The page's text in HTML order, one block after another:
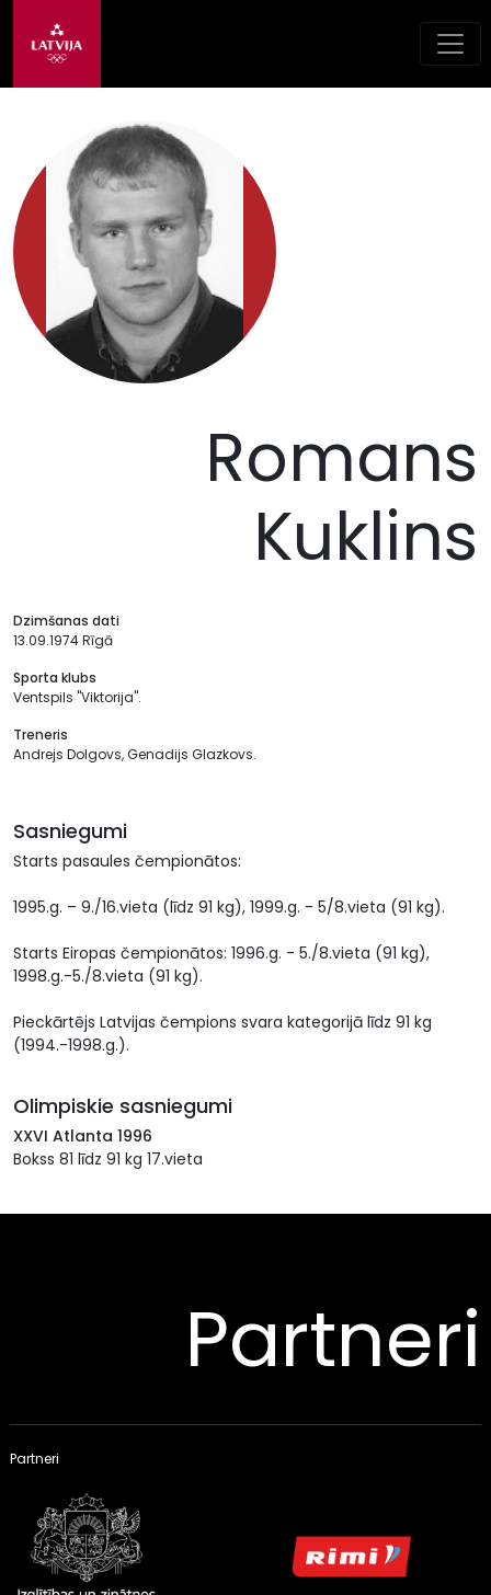
Romans
Kuklins
Dzimšanas dati
13.09.1974 Rīgā
Sporta klubs
Ventspils "Viktorija".
Treneris
Andrejs Dolgovs, Genadijs Glazkovs.
Sasniegumi
Starts pasaules čempionātos:
1995.g. – 9./16.vieta (līdz 91 kg), 1999.g. - 5/8.vieta (91 kg).
Starts Eiropas čempionātos: 1996.g. - 5./8.vieta (91 kg),
1998.g.-5./8.vieta (91 kg).
Pieckārtējs Latvijas čempions svara kategorijā līdz 91 kg
(1994.-1998.g.).
Olimpiskie sasniegumi
XXVI Atlanta 1996
Bokss 81 līdz 91 kg 17.vieta
Partneri
Partneri